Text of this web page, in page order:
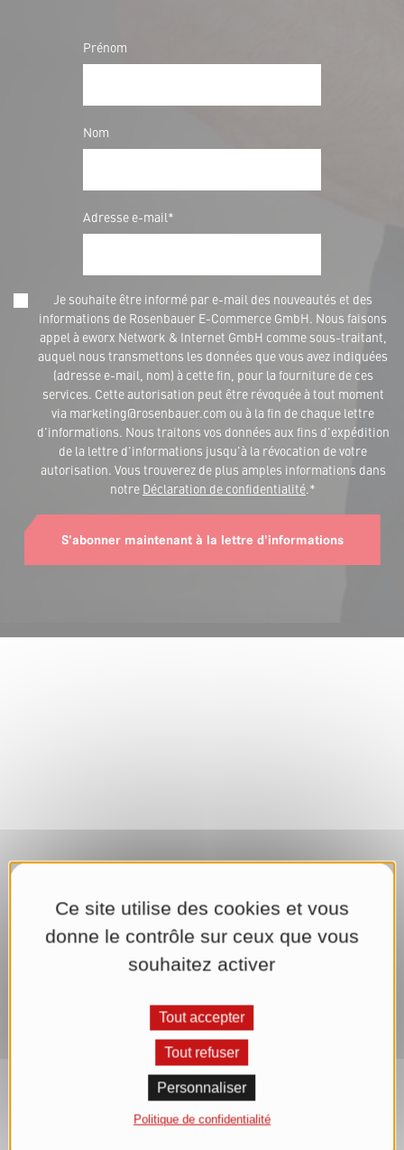
Prénom
Nom
Adresse e-mail*
Je souhaite être informé par e-mail des nouveautés et des
informations de Rosenbauer E-Commerce GmbH. Nous faisons
appel à eworx Network & Internet GmbH comme sous-traitant,
auquel nous transmettons les données que vous avez indiquées
(adresse e-mail, nom) à cette fin, pour la fourniture de ces
services. Cette autorisation peut être révoquée à tout moment
via marketing@rosenbauer.com ou à la fin de chaque lettre
d'informations. Nous traitons vos données aux fins d'expédition
de la lettre d'informations jusqu'à la révocation de votre
autorisation. Vous trouverez de plus amples informations dans
notre Déclaration de confidentialité.*
S'abonner maintenant à la lettre d'informations
Ce site utilise des cookies et vous
donne le contrôle sur ceux que vous
souhaitez activer
Tout accepter
Tout refuser
Personnaliser
Politique de confidentialité